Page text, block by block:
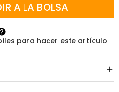
A LA BOLSA
para hacer este artículo